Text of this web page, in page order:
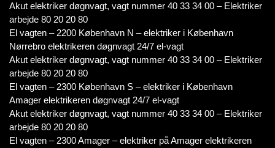
Akut elektriker døgnvagt, vagt nummer 40 33 34 00 – Elektriker
arbejde 80 20 20 80
El vagten – 2200 København N – elektriker i København
Nørrebro elektrikeren døgnvagt 24/7 el-vagt
Akut elektriker døgnvagt, vagt nummer 40 33 34 00 – Elektriker
arbejde 80 20 20 80
El vagten – 2300 København S – elektriker i København
Amager elektrikeren døgnvagt 24/7 el-vagt
Akut elektriker døgnvagt, vagt nummer 40 33 34 00 – Elektriker
arbejde 80 20 20 80
El vagten – 2300 Amager – elektriker på Amager elektrikeren